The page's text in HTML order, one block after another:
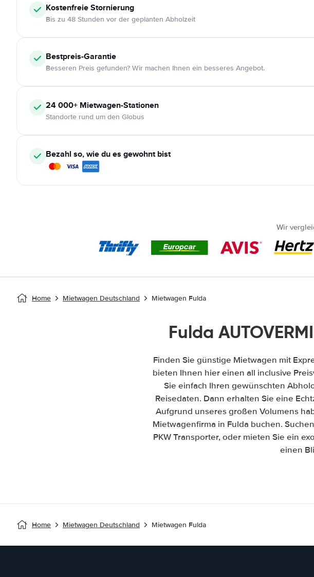
KostenfreieStornierung
Bis zu 48 Stunden vor der geplanten Abholzeit
Bestpreis-Garantie
Besseren Preis gefunden? Wir machen Ihnen ein besseres Angebot.
24 000+ Mietwagen-Stationen
Standorte rund um den Globus
Bezahl so, wie du es gewohnt bist
Wir
Home Mietwagen Deutschland Mietwagen Fulda
Fulda
Finden Sie günstige Mietwagen mit
bieten Ihnen hier einen all inclusive
Sie einfach Ihren gewünschten
Reisedaten. Dann erhalten Sie eine
Aufgrund unseres großen Volumens
Mietwagenfirma in Fulda buchen.
PKW Transporter, oder mieten Sie ein
einen
Home Mietwagen Deutschland Mietwagen Fulda